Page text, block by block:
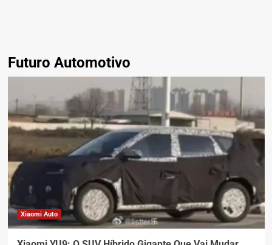
Futuro Automotivo
Xiaomi Auto